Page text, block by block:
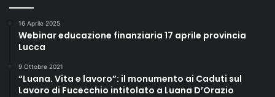
16 Aprile 2025
Webinar educazione finanziaria 17 aprile provincia
Lucca
9 Ottobre 2021
“Luana. Vita e lavoro”: il monumento ai Caduti sul
Lavoro di Fucecchio intitolato a Luana D’Orazio